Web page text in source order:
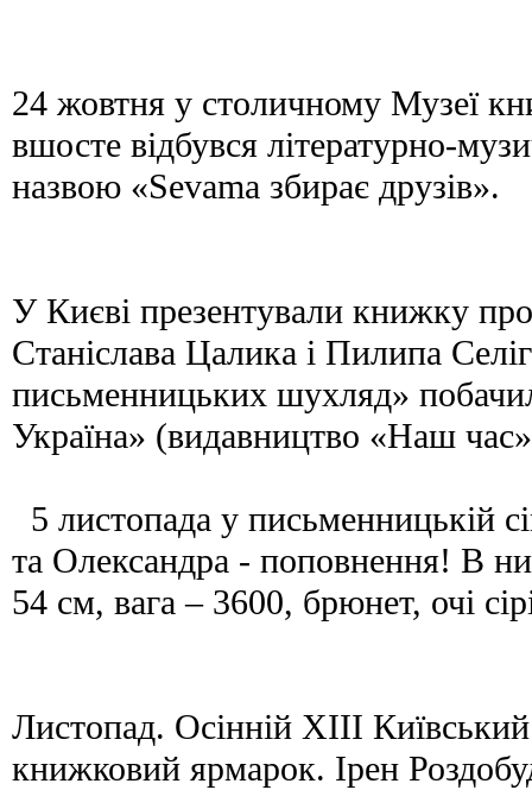
24 жовтня у столичному Музеї
вшосте відбувся літературно-
назвою «Sevama збирає друзів».
У Києві презентували книжку
Станіслава Цалика і Пилипа
письменницьких шухляд»
Україна» (видавництво «Наш
5 листопада у письменницькій
та Олександра - поповнення! В
54 см, вага – 3600, брюнет, очі
Листопад. Осінній XIII
книжковий ярмарок. Ірен